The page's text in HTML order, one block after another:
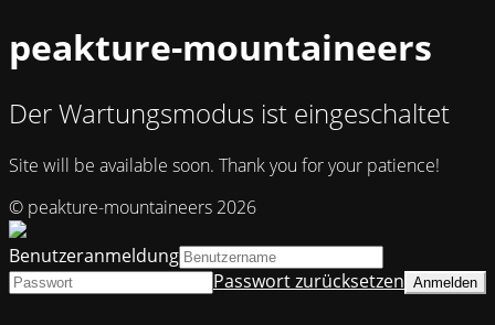
peakture-mountaineers
Der Wartungsmodus ist eingeschaltet
Site will be available soon. Thank you for your patience!
© peakture-mountaineers 2026
Benutzeranmeldung
Passwort zurücksetzen